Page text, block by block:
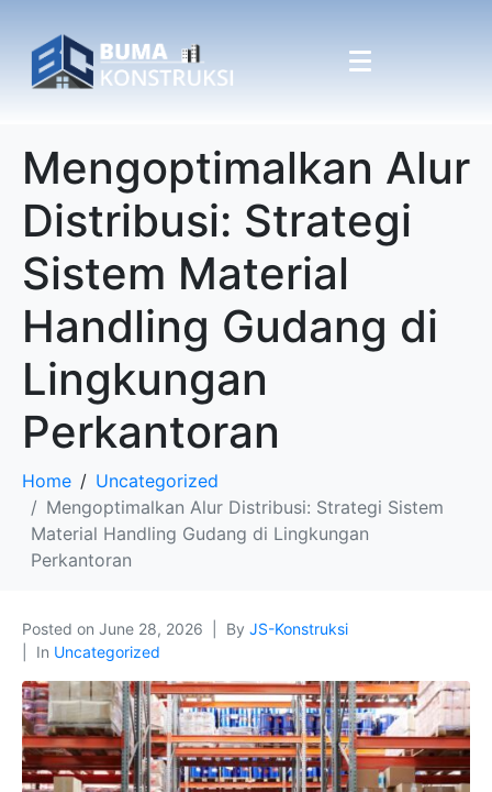
Mengoptimalkan Alur
Distribusi: Strategi
Sistem Material
Handling Gudang di
Lingkungan
Perkantoran
Home
Uncategorized
Mengoptimalkan Alur Distribusi: Strategi Sistem
Material Handling Gudang di Lingkungan
Perkantoran
Posted on June 28, 2026 By JS-Konstruksi
In Uncategorized